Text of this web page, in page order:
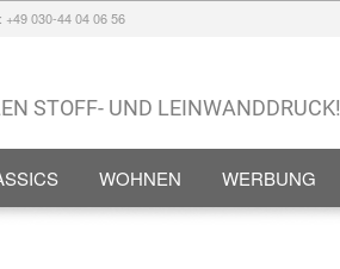
+49 030-44 04 06 56
STOFF- UND LEINWANDDRUCK!
WOHNEN WERBUNG